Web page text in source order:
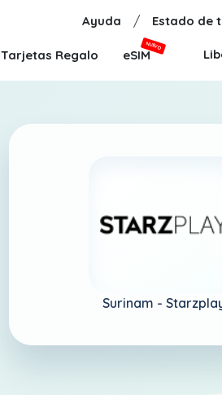
Ayuda / Estado de
Tarjetas Regalo eSIM
NUEVO
Surinam -